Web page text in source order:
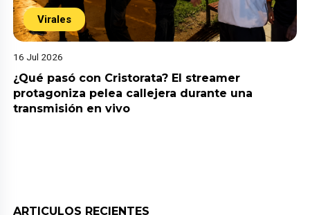
Virales
16 Jul 2026
¿Qué pasó con Cristorata? El streamer
protagoniza pelea callejera durante una
transmisión en vivo
ARTICULOS RECIENTES